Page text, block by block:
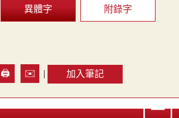
異體字 附錄字
🖨️ ✉️ | 加入筆記